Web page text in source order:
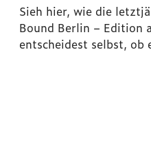
Sieh hier, wie die
Bound Berlin – Edition
entscheidest selbst, ob